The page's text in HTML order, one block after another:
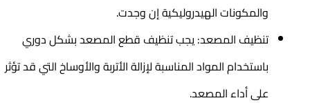
والمكونات الهيدروليكية إن وجدت.
تنظيف المصعد: يجب تنظيف قطع المصعد بشكل دوري
باستخدام المواد المناسبة لإزالة الأتربة والأوساخ التي قد تؤثر
على أداء المصعد.